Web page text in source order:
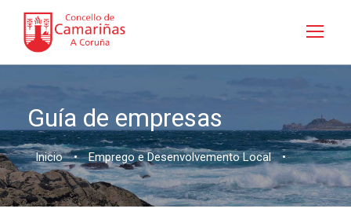
Guía de empresas
Inicio • Emprego e Desenvolvemento Local •